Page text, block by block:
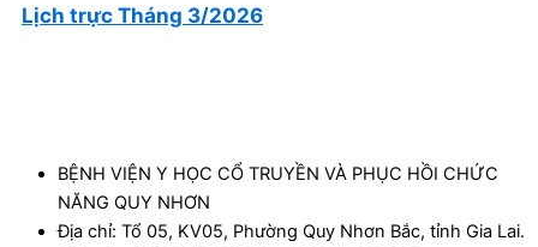
Lịch trực Tháng 3/2026
BỆNH VIỆN Y HỌC CỔ TRUYỀN VÀ PHỤC HỒI CHỨC
NĂNG QUY NHƠN
Địa chỉ: Tổ 05, KV05, Phường Quy Nhơn Bắc, tỉnh Gia Lai.